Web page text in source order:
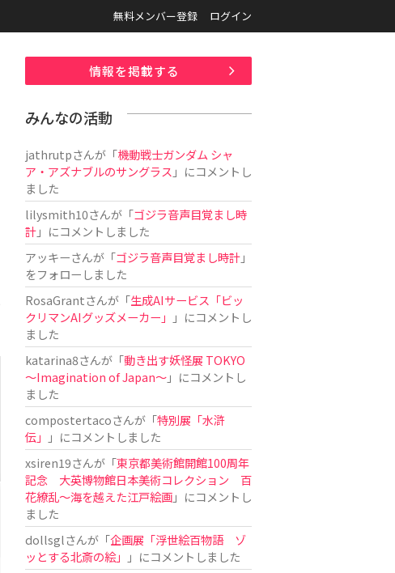
無料メンバー登録 ログイン
情報を掲載する
みんなの活動
jathrutpさんが「機動戦士ガンダム シャ
ア・アズナブルのサングラス 」にコメントし
ました
lilysmith10さんが「ゴジラ音声目覚まし時
計」にコメントしました
アッキーさんが「ゴジラ音声目覚まし時計」
をフォローしました
RosaGrantさんが「生成AIサービス「ビッ
クリマンAIグッズメーカー」
」にコメントし
ました
katarina8さんが「動き出す妖怪展 TOKYO
〜Imagination of Japan〜」にコメントし
ました
compostertacoさんが「特別展「水滸
伝」
」にコメントしました
xsiren19さんが「東京都美術館開館100周年
記念 大英博物館日本美術コレクション 百
花繚乱～海を越えた江戸絵画」にコメントし
ました
dollsglさんが「企画展「浮世絵百物語 ゾ
ッとする北斎の絵」
」にコメントしました